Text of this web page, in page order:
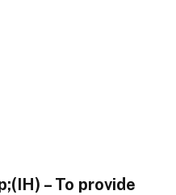
– To provide